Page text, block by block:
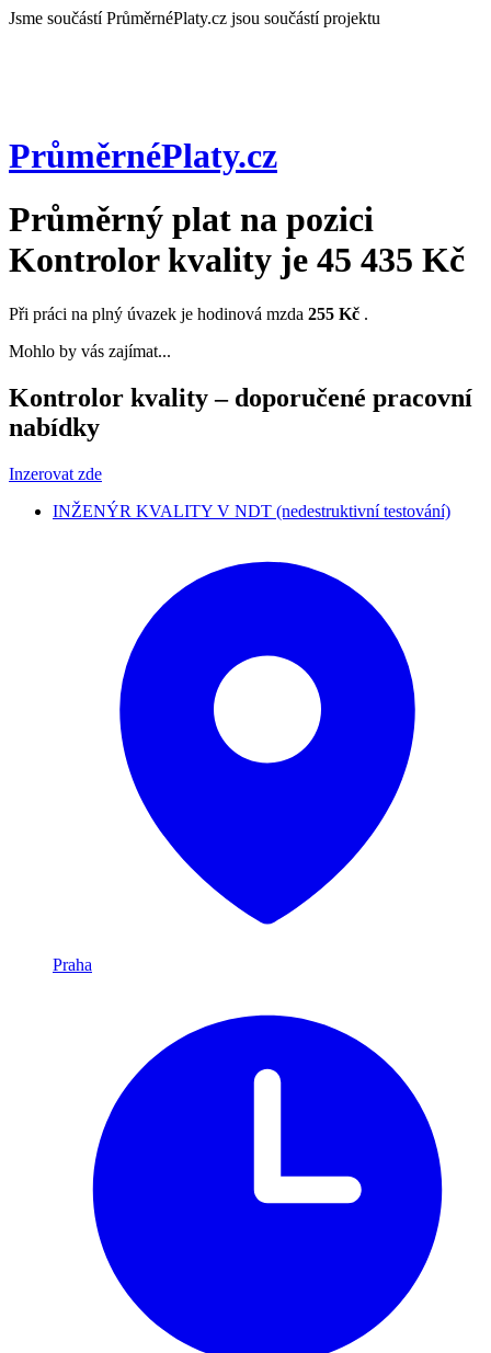
Jsme součástí PrůměrnéPlaty.cz jsou součástí projektu
PrůměrnéPlaty.cz
Průměrný plat na pozici
Kontrolor kvality je 45 435 Kč
Při práci na plný úvazek je hodinová mzda 255 Kč .
Mohlo by vás zajímat...
Kontrolor kvality – doporučené pracovní
nabídky
Inzerovat zde
INŽENÝR KVALITY V NDT (nedestruktivní testování)
Praha